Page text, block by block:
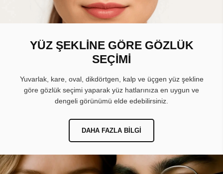
YÜZ ŞEKLİNE GÖRE GÖZLÜK
SEÇİMİ
Yuvarlak, kare, oval, dikdörtgen, kalp ve üçgen yüz şekline
göre gözlük seçimi yaparak yüz hatlarınıza en uygun ve
dengeli görünümü elde edebilirsiniz.
DAHA FAZLA BILGI